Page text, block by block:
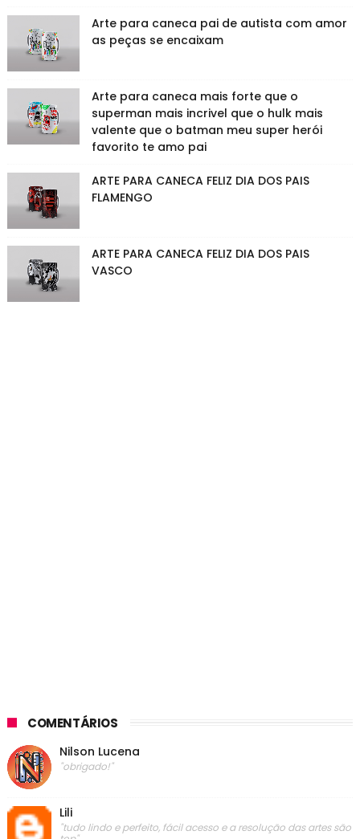
Arte para caneca pai de autista com amor
as peças se encaixam
Arte para caneca mais forte que o
superman mais incrivel que o hulk mais
valente que o batman meu super herói
favorito te amo pai
ARTE PARA CANECA FELIZ DIA DOS PAIS
FLAMENGO
ARTE PARA CANECA FELIZ DIA DOS PAIS
VASCO
COMENTÁRIOS
Nilson Lucena
"obrigado!"
Lili
"tudo lindo e perfeito, fácil acesso e a resolução das artes são